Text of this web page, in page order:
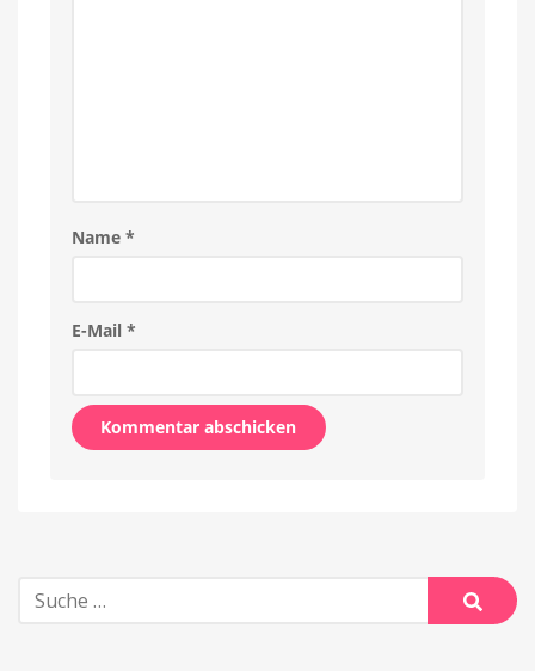
Name *
E-Mail *
Suche
nach:
Suche